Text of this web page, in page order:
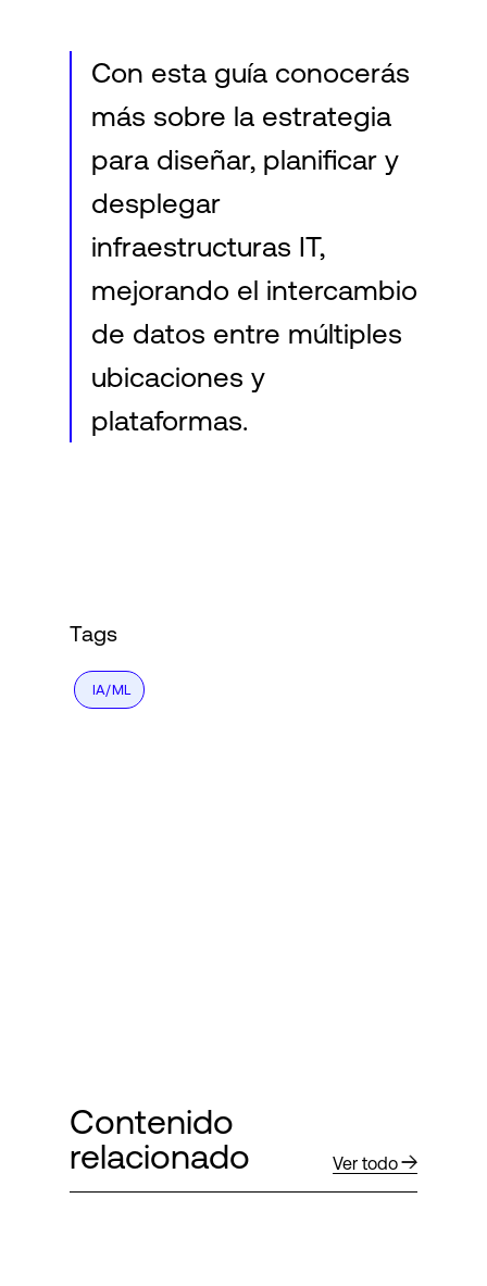
Con esta guía conocerás
más sobre la estrategia
para diseñar, planificar y
desplegar
infraestructuras IT,
mejorando el intercambio
de datos entre múltiples
ubicaciones y
plataformas.
Tags
IA/ML
Contenido
relacionado
Ver todo